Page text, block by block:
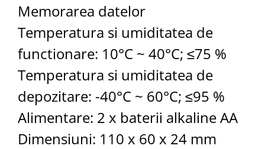
Memorarea datelor
Temperatura si umiditatea de
functionare: 10°C ~ 40°C; ≤75 %
Temperatura si umiditatea de
depozitare: -40°C ~ 60°C; ≤95 %
Alimentare: 2 x baterii alkaline AA
Dimensiuni: 110 x 60 x 24 mm